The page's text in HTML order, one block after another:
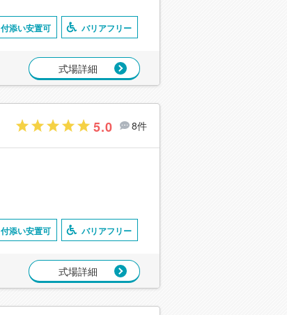
付添い安置可 バリアフリー
式場詳細
5.0 8件
付添い安置可 バリアフリー
式場詳細